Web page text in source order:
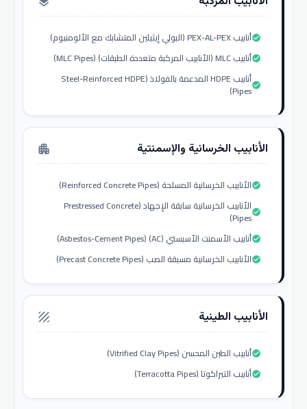
أنابيب PEX-AL-PEX (البولي إيثيلين المتشابك مع الألومنيوم)check_circle
أنابيب MLC (الأنابيب المركبة متعددة الطبقات) (MLC Pipes)check_circle
أنابيب HDPE المدعمة بالفولاذ (Steel-Reinforced HDPE
Pipes)check_circle
الأنابيب الخرسانية والإسمنتية apartment
الأنابيب الخرسانية المسلحة (Reinforced Concrete Pipes)check_circle
الأنابيب الخرسانية سابقة الإجهاد (Prestressed Concrete
Pipes)check_circle
أنابيب الأسمنت الأسبستي (AC) (Asbestos-Cement Pipes)check_circle
الأنابيب الخرسانية مسبقة الصب (Precast Concrete Pipes)check_circle
الأنابيب الطينية texture
أنابيب الطين المحسن (Vitrified Clay Pipes)check_circle
أنابيب التيراكوتا (Terracotta Pipes)check_circle